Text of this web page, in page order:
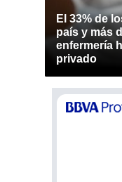
El 33% de
país y más
enfermería
privado